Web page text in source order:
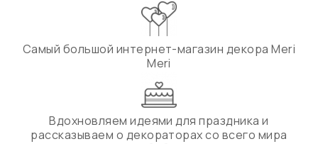
Самый большой интернет-магазин декора Meri
Meri
Вдохновляем идеями для праздника и
рассказываем о декораторах со всего мира